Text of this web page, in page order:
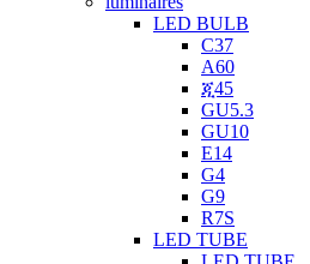
LED BULB
C37
A60
ጂ45
GU5.3
GU10
E14
G4
G9
R7S
LED TUBE